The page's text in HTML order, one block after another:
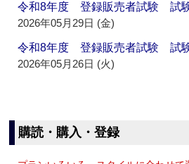
令和8年度 登録販売者試験 試
2026年05月29日 (金)
令和8年度 登録販売者試験 試
2026年05月26日 (火)
購読・購入・登録